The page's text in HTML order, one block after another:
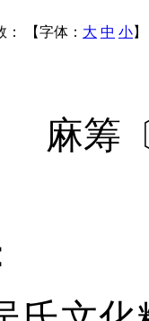
【字体： 大 中 小】
麻筹